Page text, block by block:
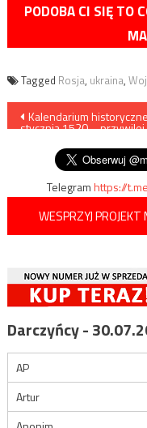
PODOBA CI SIĘ TO
Tagged Rosja, ukraina,
Nawigacja
wpisu
Kalendarium
stycznia 1520 – przywilej
Telegramhttps://
WESPRZYJ
Darczyńcy -
AP
Artur